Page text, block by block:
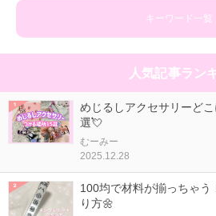
キーワード一覧
人気記事ラン
めじるしアクセサリーど
選💘
むーみー
2025.12.28
100均で材料が揃っちゃ
り方🌼